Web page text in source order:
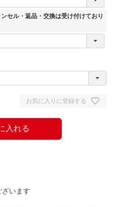
セル・返品・交換は受け付けており
お気に入りに登録する
入れる
います